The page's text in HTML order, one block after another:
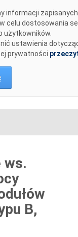
informacji
celu dostosowania
użytkowników.
ustawienia
prywatności
ws.
B,